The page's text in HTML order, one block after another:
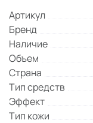
Артикул
Бренд
Наличие
Объем
Страна
Тип средств
Эффект
Тип кожи